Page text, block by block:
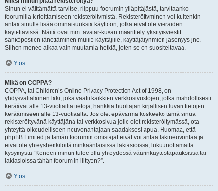
Sinun ei välttämättä tarvitse, riippuu foorumin ylläpitäjästä, tarvitaanko
foorumilla kirjoittamiseen rekisteröitymistä. Rekisteröityminen voi kuitenkin
antaa sinulle lisää ominaisuuksia käyttöön, jotka eivät ole vieraiden
käytettävissä. Näitä ovat mm. avatar-kuvan määrittely, yksityisviestit,
sähköpostien lähettäminen muille käyttäjille, käyttäjäryhmien jäsenyys jne.
Siihen menee aikaa vain muutamia hetkiä, joten se on suositeltavaa.
Ylös
Mikä on COPPA?
COPPA, tai Children’s Online Privacy Protection Act of 1998, on
yhdysvaltalainen laki, joka vaatii kaikkien verkkosivustojen, jotka mahdollisesti
keräävät alle 13-vuotiailta tietoja, hankkia huoltajan kirjallisen luvan tietojen
keräämiseen alle 13-vuotiaalta. Jos olet epävarma koskeeko tämä sinua
rekisteröityvänä käyttäjänä tai verkkosivua jolle olet rekisteröitymässä, ota
yhteyttä oikeudelliseen neuvonantajaan saadaksesi apua. Huomaa, että
phpBB Limited ja tämän foorumin omistajat eivät voi antaa lakineuvontaa ja
eivät ole yhteyshenkilöitä minkäänlaisissa lakiasioissa, lukuunottamatta
kysymystä “Keneen minun tulee olla yhteydessä väärinkäytöstapauksissa tai
lakiasioissa tähän foorumiin liittyen?”.
Ylös